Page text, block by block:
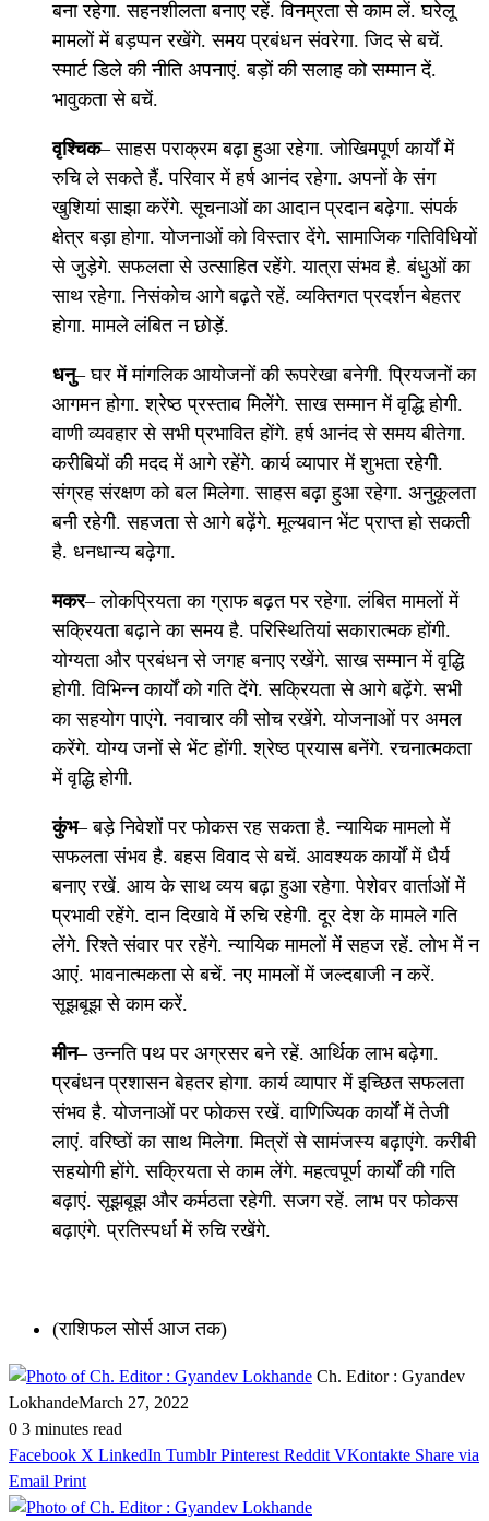
बना रहेगा. सहनशीलता बनाए रहें. विनम्रता से काम लें. घरेलू
मामलों में बड़प्पन रखेंगे. समय प्रबंधन संवरेगा. जिद से बचें.
स्मार्ट डिले की नीति अपनाएं. बड़ों की सलाह को सम्मान दें.
भावुकता से बचें.
वृश्चिक– साहस पराक्रम बढ़ा हुआ रहेगा. जोखिमपूर्ण कार्यों में
रुचि ले सकते हैं. परिवार में हर्ष आनंद रहेगा. अपनों के संग
खुशियां साझा करेंगे. सूचनाओं का आदान प्रदान बढ़ेगा. संपर्क
क्षेत्र बड़ा होगा. योजनाओं को विस्तार देंगे. सामाजिक गतिविधियों
से जुड़ेगे. सफलता से उत्साहित रहेंगे. यात्रा संभव है. बंधुओं का
साथ रहेगा. निसंकोच आगे बढ़ते रहें. व्यक्तिगत प्रदर्शन बेहतर
होगा. मामले लंबित न छोड़ें.
धनु– घर में मांगलिक आयोजनों की रूपरेखा बनेगी. प्रियजनों का
आगमन होगा. श्रेष्ठ प्रस्ताव मिलेंगे. साख सम्मान में वृद्धि होगी.
वाणी व्यवहार से सभी प्रभावित होंगे. हर्ष आनंद से समय बीतेगा.
करीबियों की मदद में आगे रहेंगे. कार्य व्यापार में शुभता रहेगी.
संग्रह संरक्षण को बल मिलेगा. साहस बढ़ा हुआ रहेगा. अनुकूलता
बनी रहेगी. सहजता से आगे बढ़ेंगे. मूल्यवान भेंट प्राप्त हो सकती
है. धनधान्य बढ़ेगा.
मकर– लोकप्रियता का ग्राफ बढ़त पर रहेगा. लंबित मामलों में
सक्रियता बढ़ाने का समय है. परिस्थितियां सकारात्मक होंगी.
योग्यता और प्रबंधन से जगह बनाए रखेंगे. साख सम्मान में वृद्धि
होगी. विभिन्न कार्यों को गति देंगे. सक्रियता से आगे बढ़ेंगे. सभी
का सहयोग पाएंगे. नवाचार की सोच रखेंगे. योजनाओं पर अमल
करेंगे. योग्य जनों से भेंट होंगी. श्रेष्ठ प्रयास बनेंगे. रचनात्मकता
में वृद्धि होगी.
कुंभ– बड़े निवेशों पर फोकस रह सकता है. न्यायिक मामलो में
सफलता संभव है. बहस विवाद से बचें. आवश्यक कार्यों में धैर्य
बनाए रखें. आय के साथ व्यय बढ़ा हुआ रहेगा. पेशेवर वार्ताओं में
प्रभावी रहेंगे. दान दिखावे में रुचि रहेगी. दूर देश के मामले गति
लेंगे. रिश्ते संवार पर रहेंगे. न्यायिक मामलों में सहज रहें. लोभ में न
आएं. भावनात्मकता से बचें. नए मामलों में जल्दबाजी न करें.
सूझबूझ से काम करें.
मीन– उन्नति पथ पर अग्रसर बने रहें. आर्थिक लाभ बढ़ेगा.
प्रबंधन प्रशासन बेहतर होगा. कार्य व्यापार में इच्छित सफलता
संभव है. योजनाओं पर फोकस रखें. वाणिज्यिक कार्यों में तेजी
लाएं. वरिष्ठों का साथ मिलेगा. मित्रों से सामंजस्य बढ़ाएंगे. करीबी
सहयोगी होंगे. सक्रियता से काम लेंगे. महत्वपूर्ण कार्यों की गति
बढ़ाएं. सूझबूझ और कर्मठता रहेगी. सजग रहें. लाभ पर फोकस
बढ़ाएंगे. प्रतिस्पर्धा में रुचि रखेंगे.
(राशिफल सोर्स आज तक)
Ch. Editor : Gyandev
LokhandeMarch 27, 2022
0 3 minutes read
Facebook X LinkedIn Tumblr Pinterest Reddit VKontakte Share via
Email Print